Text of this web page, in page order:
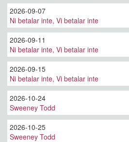
2026-09-07
Ni betalar inte, Vi betalar inte
2026-09-11
Ni betalar inte, Vi betalar inte
2026-09-15
Ni betalar inte, Vi betalar inte
2026-10-24
Sweeney Todd
2026-10-25
Sweeney Todd